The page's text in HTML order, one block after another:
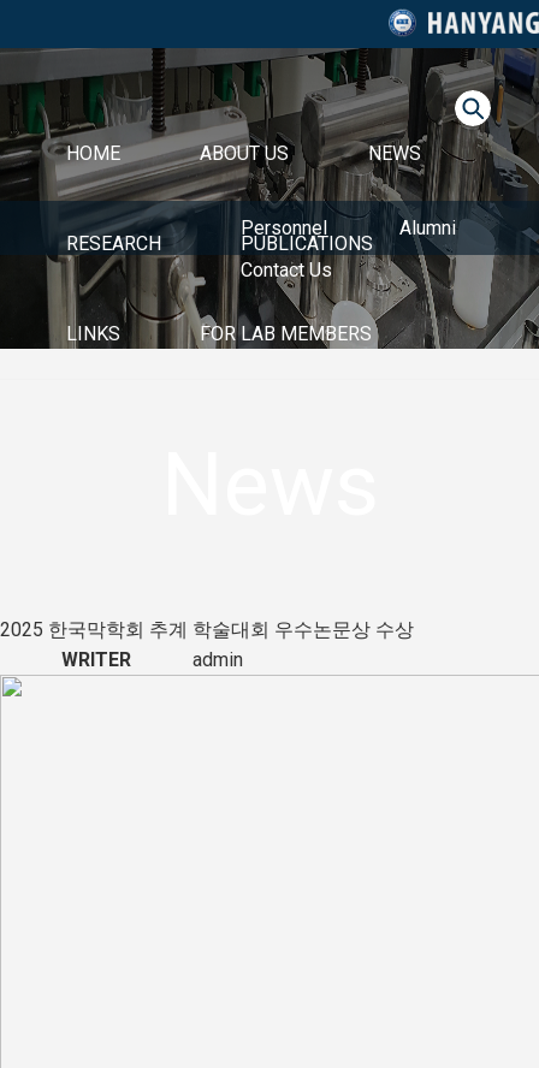
HOME ABOUT US
Personnel
Alumni
Contact Us
NEWS
RESEARCH PUBLICATIONS
LINKS FOR LAB MEMBERS
2025 한국막학회 추계 학술대회 우수논문상 수상
WRITER
admin